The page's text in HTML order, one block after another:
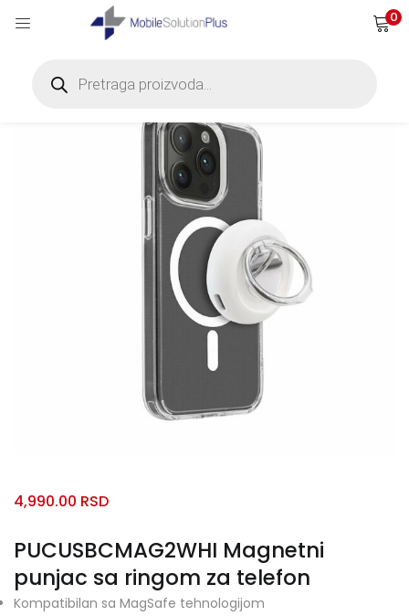
0
search
PUCUSBCMAG2WHI Magnetni
punjac sa ringom za telefon
4,990.00 RSD
Kompatibilan sa MagSafe tehnologijom